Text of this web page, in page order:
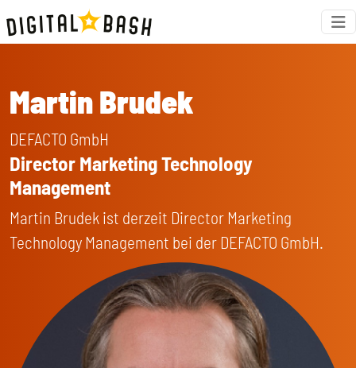
Martin Brudek
DEFACTO GmbH
Director Marketing Technology
Management
Martin Brudek ist derzeit Director Marketing
Technology Management bei der DEFACTO GmbH.